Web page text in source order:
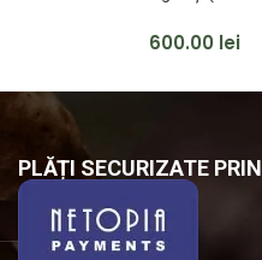
600.00 lei
PLĂȚI SECURIZATE